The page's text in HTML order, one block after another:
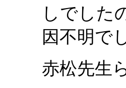
しでした
因不明で
赤松先生